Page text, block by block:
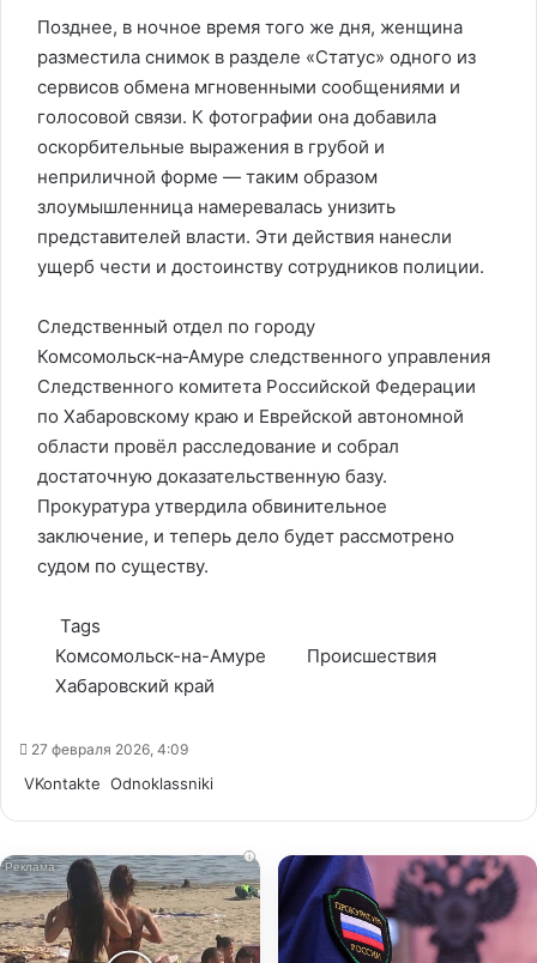
Позднее, в ночное время того же дня, женщина
разместила снимок в разделе «Статус» одного из
сервисов обмена мгновенными сообщениями и
голосовой связи. К фотографии она добавила
оскорбительные выражения в грубой и
неприличной форме — таким образом
злоумышленница намеревалась унизить
представителей власти. Эти действия нанесли
ущерб чести и достоинству сотрудников полиции.
Следственный отдел по городу
Комсомольск‑на‑Амуре следственного управления
Следственного комитета Российской Федерации
по Хабаровскому краю и Еврейской автономной
области провёл расследование и собрал
достаточную доказательственную базу.
Прокуратура утвердила обвинительное
заключение, и теперь дело будет рассмотрено
судом по существу.
Tags
Комсомольск-на-Амуре
Происшествия
Хабаровский край
27 февраля 2026, 4:09
VKontakte Odnoklassniki
i